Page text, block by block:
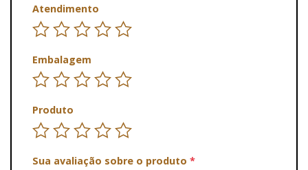
Atendimento
Embalagem
Produto
Sua avaliação sobre o produto *